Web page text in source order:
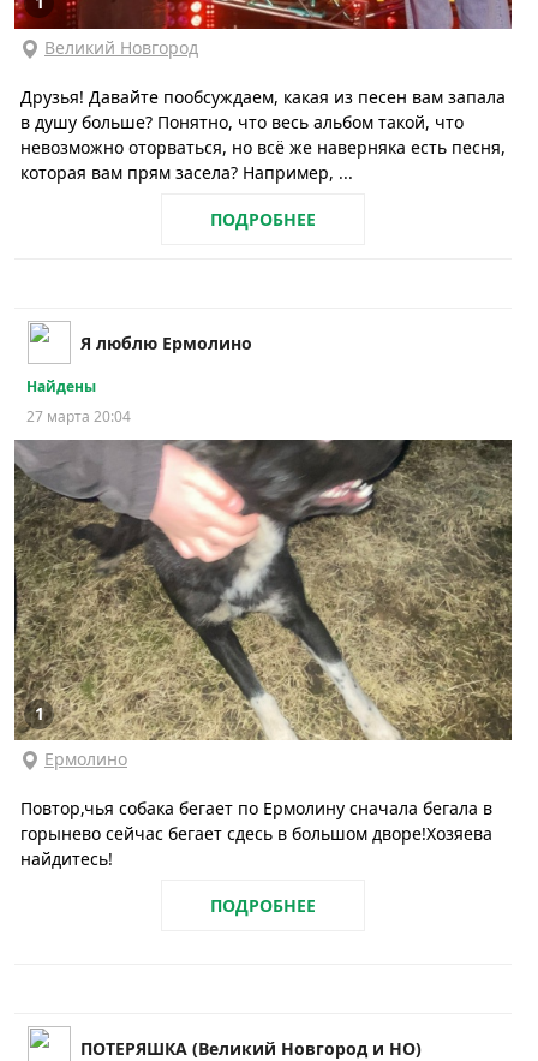
Великий Новгород
Друзья! Давайте пообсуждаем, какая из песен вам запала
в душу больше? Понятно, что весь альбом такой, что
невозможно оторваться, но всё же наверняка есть песня,
которая вам прям засела? Например, ...
ПОДРОБНЕЕ
Я люблю Ермолино
Найдены
27 марта 20:04
1
Ермолино
Повтор,чья собака бегает по Ермолину сначала бегала в
горынево сейчас бегает сдесь в большом дворе!Хозяева
найдитесь!
ПОДРОБНЕЕ
ПОТЕРЯШКА (Великий Новгород и НО)